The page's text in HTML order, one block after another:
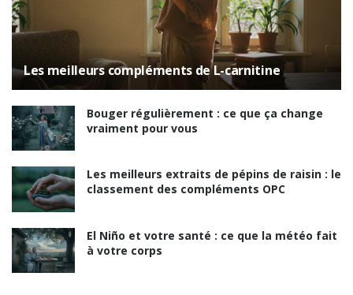
Les meilleurs compléments de L-carnitine
Bouger régulièrement : ce que ça change
vraiment pour vous
Les meilleurs extraits de pépins de raisin : le
classement des compléments OPC
El Niño et votre santé : ce que la météo fait
à votre corps